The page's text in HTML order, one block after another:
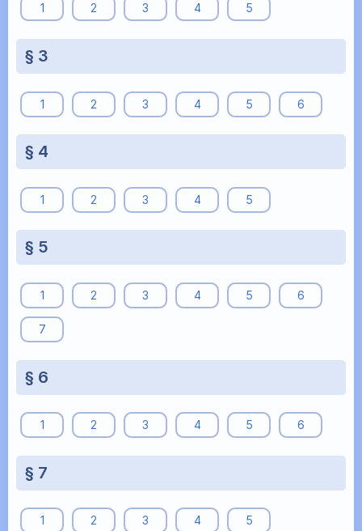
1 2 3 4 5
§ 3
1 2 3 4 5 6
§ 4
1 2 3 4 5
§ 5
1 2 3 4 5 6
7
§ 6
1 2 3 4 5 6
§ 7
1 2 3 4 5